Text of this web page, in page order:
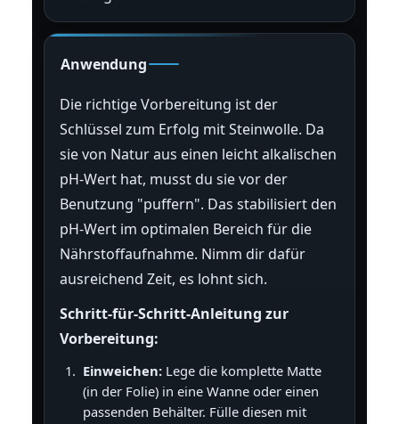
Anwendung
Die richtige Vorbereitung ist der
Schlüssel zum Erfolg mit Steinwolle. Da
sie von Natur aus einen leicht alkalischen
pH-Wert hat, musst du sie vor der
Benutzung "puffern". Das stabilisiert den
pH-Wert im optimalen Bereich für die
Nährstoffaufnahme. Nimm dir dafür
ausreichend Zeit, es lohnt sich.
Schritt-für-Schritt-Anleitung zur
Vorbereitung:
Einweichen:Lege die komplette Matte
(in der Folie) in eine Wanne oder einen
passenden Behälter. Fülle diesen mit